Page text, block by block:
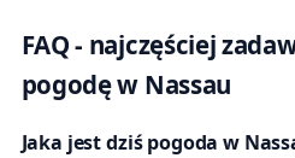
FAQ - najczęściej
pogodę w Nassau
Jaka jest dziś pogoda w